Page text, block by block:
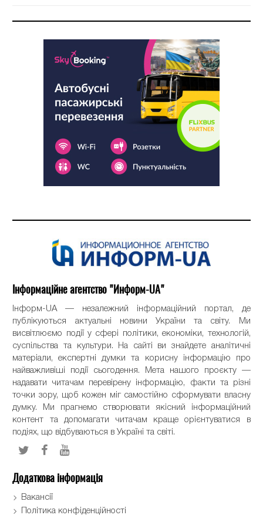
Інформаційне агентство "Информ-UA"
Інформ-UA — незалежний інформаційний портал, де
публікуються актуальні новини України та світу. Ми
висвітлюємо події у сфері політики, економіки, технологій,
суспільства та культури. На сайті ви знайдете аналітичні
матеріали, експертні думки та корисну інформацію про
найважливіші події сьогодення. Мета нашого проєкту —
надавати читачам перевірену інформацію, факти та різні
точки зору, щоб кожен міг самостійно сформувати власну
думку. Ми прагнемо створювати якісний інформаційний
контент та допомагати читачам краще орієнтуватися в
подіях, що відбуваються в Україні та світі.
Додаткова інформація
Вакансії
Політика конфіденційності